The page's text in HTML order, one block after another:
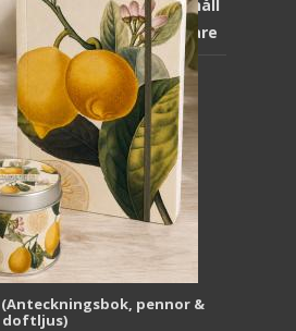
pennor &
doftljus)